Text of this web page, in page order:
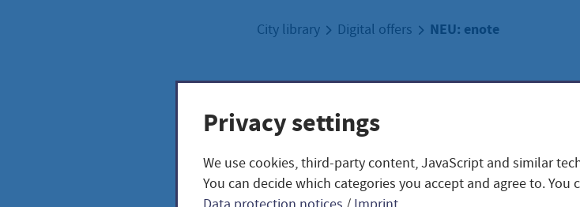
City library Digital offers NEU: enote
NEU: enote
Privacy settings
We use cookies, third-party content, JavaScript and similar
You can decide which categories you accept and agree to.